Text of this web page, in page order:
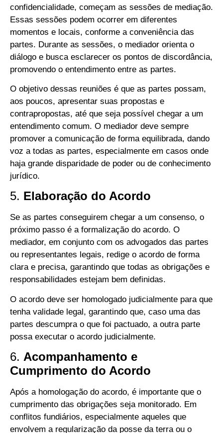
confidencialidade, começam as sessões de mediação.
Essas sessões podem ocorrer em diferentes
momentos e locais, conforme a conveniência das
partes. Durante as sessões, o mediador orienta o
diálogo e busca esclarecer os pontos de discordância,
promovendo o entendimento entre as partes.
O objetivo dessas reuniões é que as partes possam,
aos poucos, apresentar suas propostas e
contrapropostas, até que seja possível chegar a um
entendimento comum. O mediador deve sempre
promover a comunicação de forma equilibrada, dando
voz a todas as partes, especialmente em casos onde
haja grande disparidade de poder ou de conhecimento
jurídico.
5. Elaboração do Acordo
Se as partes conseguirem chegar a um consenso, o
próximo passo é a formalização do acordo. O
mediador, em conjunto com os advogados das partes
ou representantes legais, redige o acordo de forma
clara e precisa, garantindo que todas as obrigações e
responsabilidades estejam bem definidas.
O acordo deve ser homologado judicialmente para que
tenha validade legal, garantindo que, caso uma das
partes descumpra o que foi pactuado, a outra parte
possa executar o acordo judicialmente.
6. Acompanhamento e
Cumprimento do Acordo
Após a homologação do acordo, é importante que o
cumprimento das obrigações seja monitorado. Em
conflitos fundiários, especialmente aqueles que
envolvem a regularização da posse da terra ou o